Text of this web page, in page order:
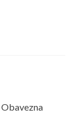
Obavezna